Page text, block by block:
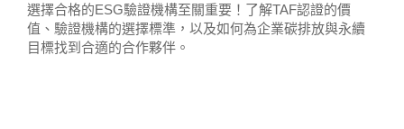
選擇合格的ESG驗證機構至關重要！了解TAF認證的價
值、驗證機構的選擇標準，以及如何為企業碳排放與永續
目標找到合適的合作夥伴。